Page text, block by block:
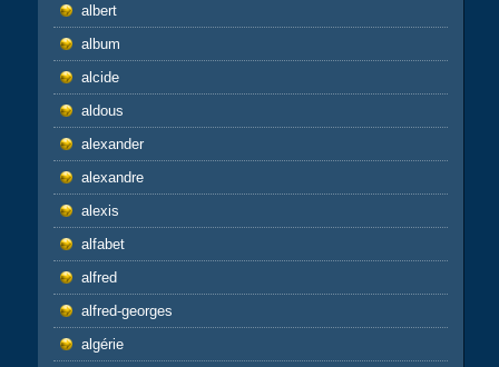
albert
album
alcide
aldous
alexander
alexandre
alexis
alfabet
alfred
alfred-georges
algérie